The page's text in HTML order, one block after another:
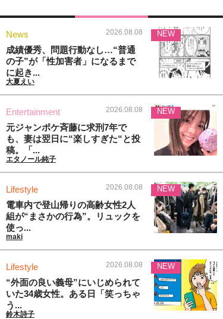
News 2026.08.08
成績優秀、問題行動なし…“普通
の子”が「性加害者」になるまで
に起き...
大夏えい
NEW
Entertainment 2026.08.08
元ジャンポケ斉藤に求刑7年で
も、妻は翌日に“楽しすぎた“と投
稿。「...
エタノール純子
NEW
Lifestyle 2026.08.08
電車内で登山帰りの高齢女性2人
組が“まさかの行為”。リュックを
使っ...
maki
NEW
Lifestyle 2026.08.08
“外面の良い義母”にいじめられて
いた34歳女性。ある日「笑っちゃ
う...
鈴木詩子
NEW